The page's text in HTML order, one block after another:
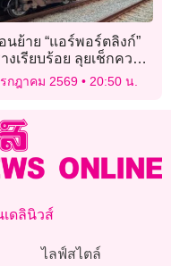
นย้าย “แอร์พอร์ตลิงก์”
งเรียบร้อย ลุยเช็กความ
ภัย เปิดบริการปกติพรุ่ง
กฎาคม 2569 20:50 น.
ดลินิวส์
ไลฟ์สไตล์